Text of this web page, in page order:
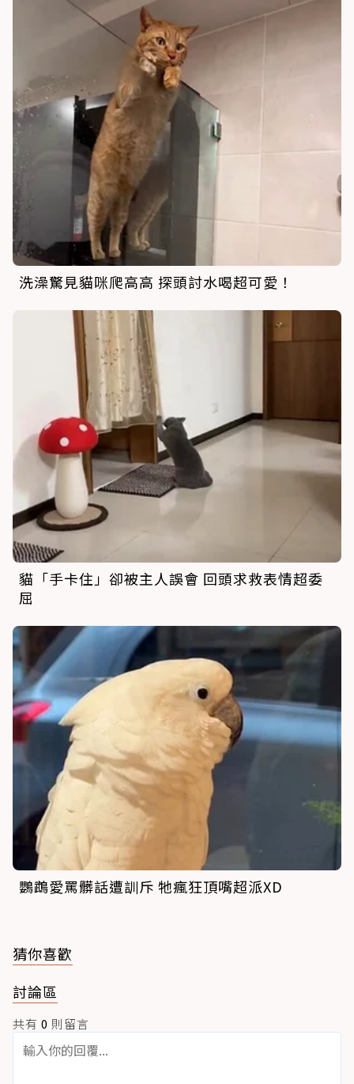
洗澡驚見貓咪爬高高 探頭討水喝超可愛！
貓「手卡住」卻被主人誤會 回頭求救表情超委
屈
鸚鵡愛罵髒話遭訓斥 牠瘋狂頂嘴超派XD
猜你喜歡
討論區
共有 0 則留言